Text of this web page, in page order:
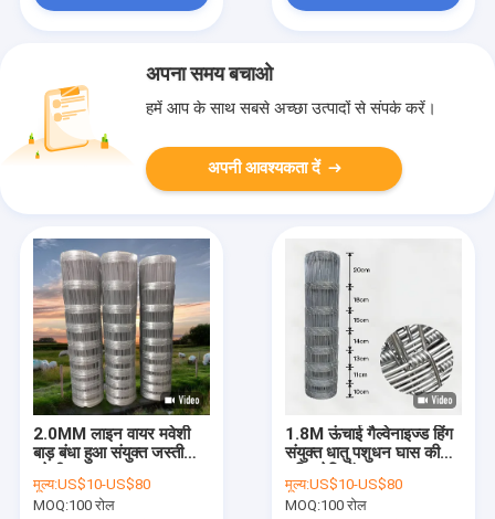
अपना समय बचाओ
हमें आप के साथ सबसे अच्छा उत्पादों से संपर्क करें।
अपनी आवश्यकता दें
2.0MM लाइन वायर मवेशी
बाड़ बंधा हुआ संयुक्त जस्ती
मूल्य:US$10-US$80
MOQ:100 रोल
1.8M ऊंचाई गैल्वेनाइज्ड हिंग
संयुक्त धातु पशुधन घास की
और मजबूत बाड़ समाधान के
लिए
मूल्य:US$10-US$80
MOQ:100 रोल